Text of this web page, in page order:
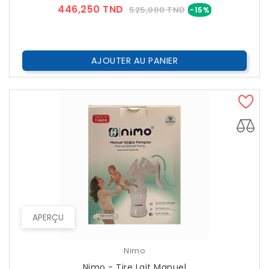
446,250 TND Prix
525,000 TND -15%Prix
AJOUTER AU PANIER
APERÇU
Nimo